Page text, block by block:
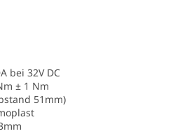
bei 32V DC
± 1 Nm
51mm)